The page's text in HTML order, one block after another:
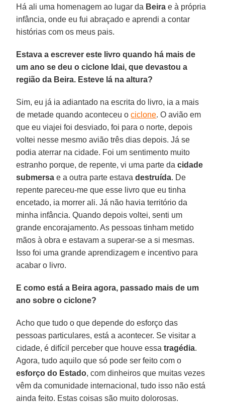
Há ali uma homenagem ao lugar da Beira e à própria
infância, onde eu fui abraçado e aprendi a contar
histórias com os meus pais.
Estava a escrever este livro quando há mais de
um ano se deu o ciclone Idai, que devastou a
região da Beira. Esteve lá na altura?
Sim, eu já ia adiantado na escrita do livro, ia a mais
de metade quando aconteceu ociclone. O avião em
que eu viajei foi desviado, foi para o norte, depois
voltei nesse mesmo avião três dias depois. Já se
podia aterrar na cidade. Foi um sentimento muito
estranho porque, de repente, vi uma parte dacidade
submersa e a outra parte estavadestruída. De
repente pareceu-me que esse livro que eu tinha
encetado, ia morrer ali. Já não havia território da
minha infância. Quando depois voltei, senti um
grande encorajamento. As pessoas tinham metido
mãos à obra e estavam a superar-se a si mesmas.
Isso foi uma grande aprendizagem e incentivo para
acabar o livro.
E como está a Beira agora, passado mais de um
ano sobre o ciclone?
Acho que tudo o que depende do esforço das
pessoas particulares, está a acontecer. Se visitar a
cidade, é difícil perceber que houve essatragédia.
Agora, tudo aquilo que só pode ser feito com o
esforço do Estado, com dinheiros que muitas vezes
vêm da comunidade internacional, tudo isso não está
ainda feito. Estas coisas são muito dolorosas.